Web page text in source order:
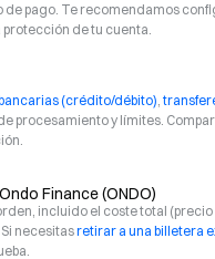
pago. Te recomendamos
de tu cuenta.
(crédito/débito),
procesamiento y límites.
Finance (ONDO)
incluido el coste total
necesitasretirar a una billetera